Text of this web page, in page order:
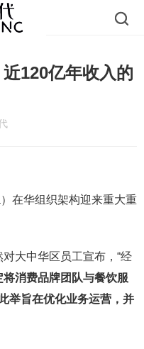
120亿年收入的
在华组织架构迎来重大重
大中华区员工宣布，“经
将消费品牌团队与餐饮服
举旨在优化业务运营，并